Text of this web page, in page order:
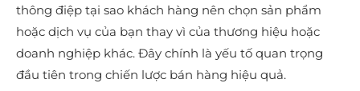
thông điệp tại sao khách hàng nên chọn sản phẩm
hoặc dịch vụ của bạn thay vì của thương hiệu hoặc
doanh nghiệp khác. Đây chính là yếu tố quan trọng
đầu tiên trong chiến lược bán hàng hiệu quả.